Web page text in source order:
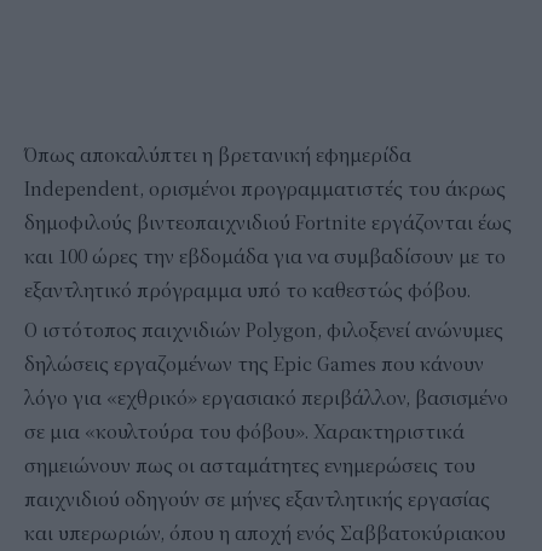
Όπως αποκαλύπτει η βρετανική εφημερίδα
Independent, ορισμένοι προγραμματιστές του άκρως
δημοφιλούς βιντεοπαιχνιδιού Fortnite εργάζονται έως
και 100 ώρες την εβδομάδα για να συμβαδίσουν με το
εξαντλητικό πρόγραμμα υπό το καθεστώς φόβου.
Ο ιστότοπος παιχνιδιών Polygon, φιλοξενεί ανώνυμες
δηλώσεις εργαζομένων της Epic Games που κάνουν
λόγο για «εχθρικό» εργασιακό περιβάλλον, βασισμένο
σε μια «κουλτούρα του φόβου». Χαρακτηριστικά
σημειώνουν πως οι ασταμάτητες ενημερώσεις του
παιχνιδιoύ οδηγούν σε μήνες εξαντλητικής εργασίας
και υπερωριών, όπου η αποχή ενός Σαββατοκύριακου